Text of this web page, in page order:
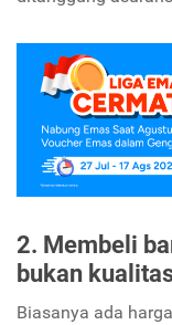
2. Membeli
bukan
Biasanya ada